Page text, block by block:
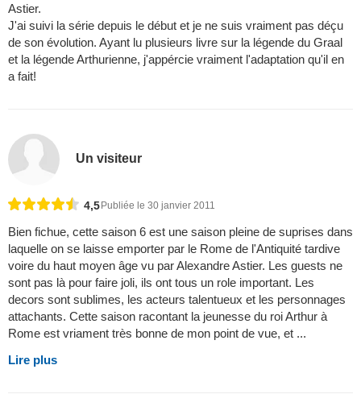
Astier.
J'ai suivi la série depuis le début et je ne suis vraiment pas déçu
de son évolution. Ayant lu plusieurs livre sur la légende du Graal
et la légende Arthurienne, j'appércie vraiment l'adaptation qu'il en
a fait!
Un visiteur
4,5 Publiée le 30 janvier 2011
Bien fichue, cette saison 6 est une saison pleine de suprises dans
laquelle on se laisse emporter par le Rome de l'Antiquité tardive
voire du haut moyen âge vu par Alexandre Astier. Les guests ne
sont pas là pour faire joli, ils ont tous un role important. Les
decors sont sublimes, les acteurs talentueux et les personnages
attachants. Cette saison racontant la jeunesse du roi Arthur à
Rome est vriament très bonne de mon point de vue, et ...
Lire plus